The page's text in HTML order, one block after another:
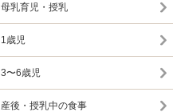
母乳育児・授乳
1歳児
3〜6歳児
産後・授乳中の食事